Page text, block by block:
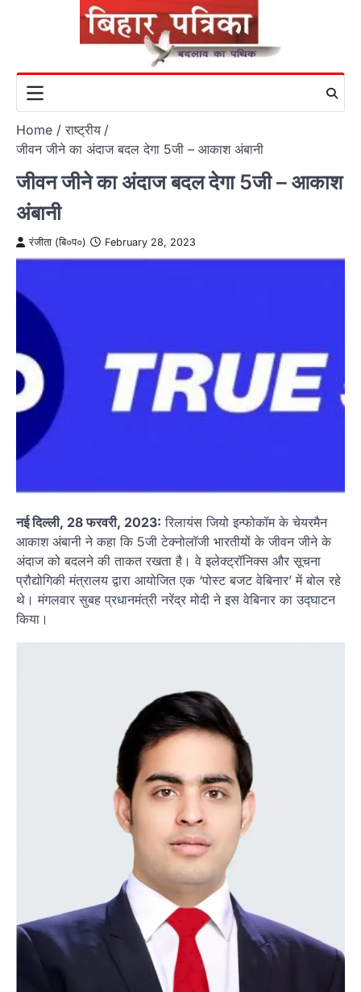
Home
राष्ट्रीय
जीवन जीने का अंदाज बदल देगा 5जी – आकाश अंबानी
जीवन जीने का अंदाज बदल देगा 5जी – आकाश
अंबानी
रंजीता (बि०प०) February 28, 2023
नई दिल्ली, 28 फरवरी, 2023: रिलायंस जियो इन्फोकॉम के चेयरमैन
आकाश अंबानी ने कहा कि 5जी टेक्नोलॉजी भारतीयों के जीवन जीने के
अंदाज को बदलने की ताकत रखता है। वे इलेक्ट्रॉनिक्स और सूचना
प्रौद्योगिकी मंत्रालय द्वारा आयोजित एक ‘पोस्ट बजट वेबिनार’ में बोल रहे
थे। मंगलवार सुबह प्रधानमंत्री नरेंद्र मोदी ने इस वेबिनार का उद्घाटन
किया।